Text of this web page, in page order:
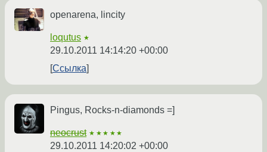
openarena, lincity
loqutus ★
29.10.2011 14:14:20 +00:00
Ссылка
Pingus, Rocks-n-diamonds =]
neocrust ★★★★★
29.10.2011 14:20:02 +00:00